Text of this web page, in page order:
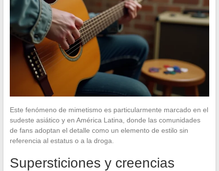
Este fenómeno de mimetismo es particularmente marcado en el
sudeste asiático y en América Latina, donde las comunidades
de fans adoptan el detalle como un elemento de estilo sin
referencia al estatus o a la droga.
Supersticiones y creencias